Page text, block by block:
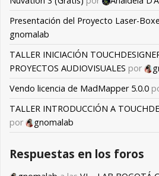
Presentación del Proyecto Laser-
gnomalab
TALLER INICIACIÓN
PROYECTOS AUDIOVISUALES por
Vendo licencia de MadMapper 5.0.0
TALLER INTRODUCCIÓN A
por
gnomalab
Respuestas en los foros